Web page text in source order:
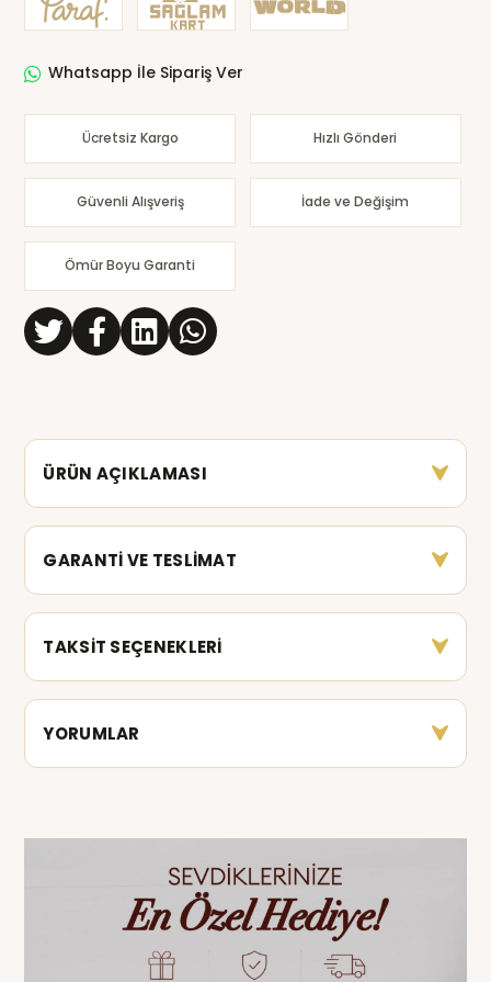
Whatsapp İle Sipariş Ver
Ücretsiz Kargo Hızlı Gönderi
Güvenli Alışveriş İade ve Değişim
Ömür Boyu Garanti
ÜRÜN AÇIKLAMASI
GARANTİ VE TESLİMAT
TAKSİT SEÇENEKLERİ
YORUMLAR